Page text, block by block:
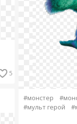
5
#монстер
#мульт герой